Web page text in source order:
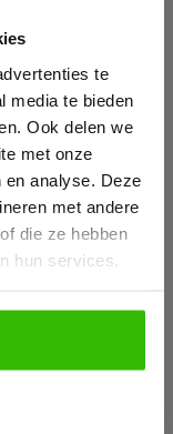
te
media te bieden
Ook delen we
met onze
analyse. Deze
met andere
die ze hebben
hun services.
Pijnspecialist
en
artikelen
mensen
de oorzaak is
mensen
(Pijn Reset
een van de
e-book!